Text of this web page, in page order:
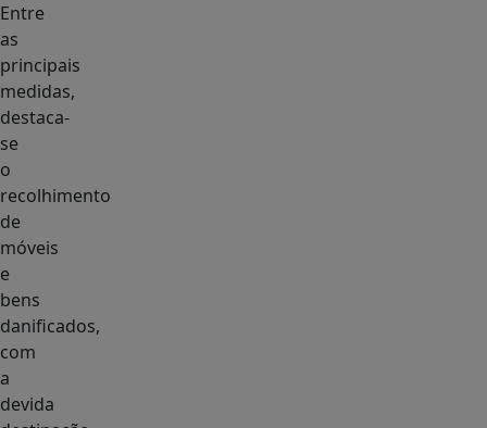
Entre
as
principais
medidas,
destaca-
se
o
recolhimento
de
móveis
e
bens
danificados,
com
a
devida